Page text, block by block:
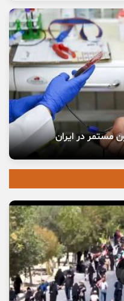
مستمر در ایران